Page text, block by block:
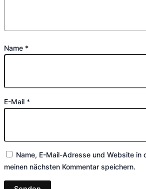
Name *
E-Mail *
Name, E-Mail-Adresse und Website in
meinen nächsten Kommentar speichern.